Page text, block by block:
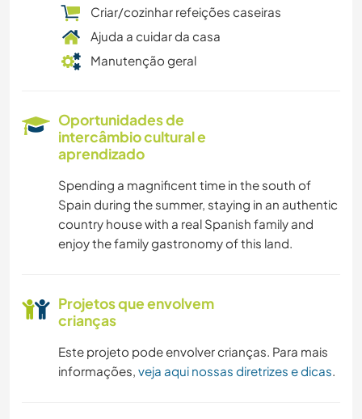
Criar/cozinhar refeições caseiras
Ajuda a cuidar da casa
Manutenção geral
Oportunidades de
intercâmbio cultural e
aprendizado
Spending a magnificent time in the south of
Spain during the summer, staying in an authentic
country house with a real Spanish family and
enjoy the family gastronomy of this land.
Projetos que envolvem
crianças
Este projeto pode envolver crianças. Para mais
informações, veja aqui nossas diretrizes e dicas.